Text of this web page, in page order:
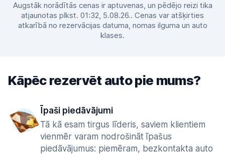
Augstāk norādītās cenas ir aptuvenas, un pēdējo reizi tika
atjaunotas plkst. 01:32, 5.08.26.. Cenas var atšķirties
atkarībā no rezervācijas datuma, nomas ilguma un auto
klases.
Kāpēc rezervēt auto pie mums?
Īpaši piedāvājumi
Tā kā esam tirgus līderis, saviem klientiem
vienmēr varam nodrošināt īpašus
piedāvājumus: piemēram, bezkontakta auto